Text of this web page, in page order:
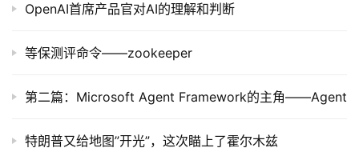
OpenAI首席产品官对AI的理解和判断
等保测评命令——zookeeper
第二篇：Microsoft Agent Framework的主角——Agent
特朗普又给地图”开光”，这次瞄上了霍尔木兹